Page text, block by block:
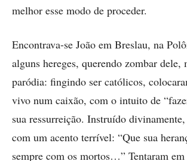
melhor esse modo de proceder.
Encontrava-se João em Breslau, na
alguns hereges, querendo zombar dele,
paródia: fingindo ser católicos,
vivo num caixão, com o intuito de
sua ressurreição. Instruído
com um acento terrível: “Que sua
sempre com os mortos…” Tentaram